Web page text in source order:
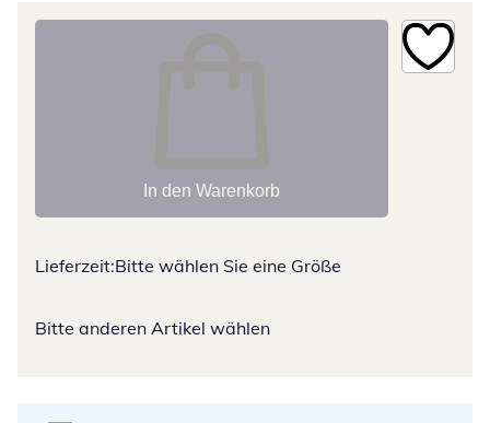
In den Warenkorb
Lieferzeit:Bitte wählen Sie eine Größe
Bitte anderen Artikel wählen